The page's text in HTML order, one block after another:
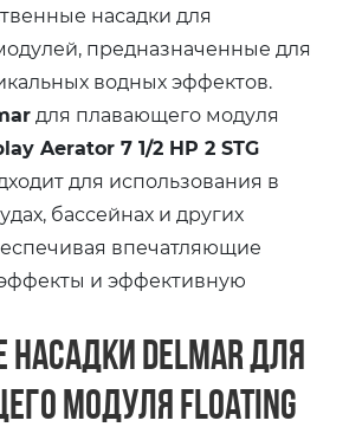
насадки для
предназначенные для
водных эффектов.
для плавающего модуля
Aerator 7 1/2 HP 2 STG
для использования в
бассейнах и других
впечатляющие
и эффективную
насадки Delmar для
модуля Floating